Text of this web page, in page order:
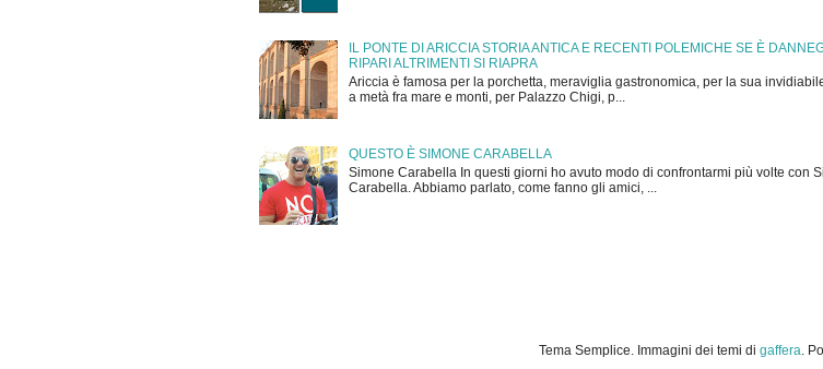
IL PONTE DI ARICCIA STORIA ANTICA E RECENTI POLEMICHE SE È
RIPARI ALTRIMENTI SI RIAPRA
Ariccia è famosa per la porchetta, meraviglia gastronomica, per la sua
a metà fra mare e monti, per Palazzo Chigi, p...
QUESTO È SIMONE CARABELLA
Simone Carabella In questi giorni ho avuto modo di confrontarmi più volte con
Carabella. Abbiamo parlato, come fanno gli amici, ...
Tema Semplice. Immagini dei temi di gaffera .